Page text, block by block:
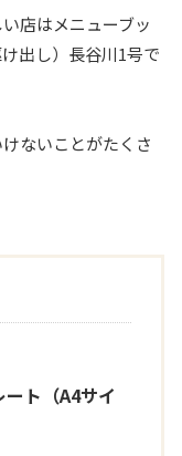
店はメニューブッ
出し）長谷川1号で
ないことがたくさ
ト（A4サイ